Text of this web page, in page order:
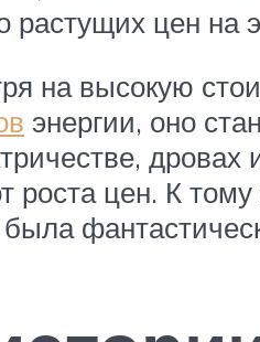
растущих цен на
на высокую
энергии, оно
роста цен. К